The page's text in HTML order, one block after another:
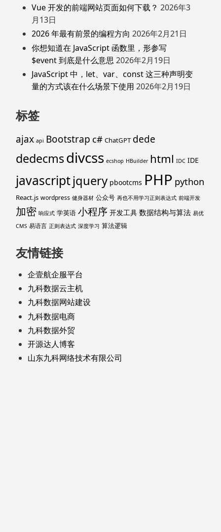
Vue 开发的前端网站页面如何下载？ 2026年3
月13日
2026 年最有前景的编程方向 2026年2月21日
你想知道在 JavaScript 函数里，形参写
$event 到底是什么意思 2026年2月19日
JavaScript 中，let、var、const 这三种声明变
量的方式该在什么场景下使用 2026年2月19日
标签
ajax api Bootstrap c# ChatGPT dede
dedecmsdivcss ecshop HBuilder html IDC IDE
javascriptjquery pbootcms PHP python
React.js wordpress 健身器材 公众号 再也不用学习正则表达式 前端开发
加密 响应式 学英语 小程序 开发工具 数据结构与算法 易优
CMS 易语言 正则表达式 深度学习 算法逻辑
友情链接
企壹航企服平台
九科数据云主机
九科数据网站建设
九科数据电商
九科数据外贸
开源达人博客
山东九科网络技术有限公司